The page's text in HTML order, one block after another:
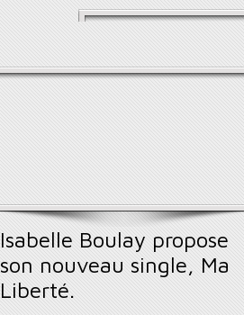
Isabelle Boulay propose
son nouveau single, Ma
Liberté.